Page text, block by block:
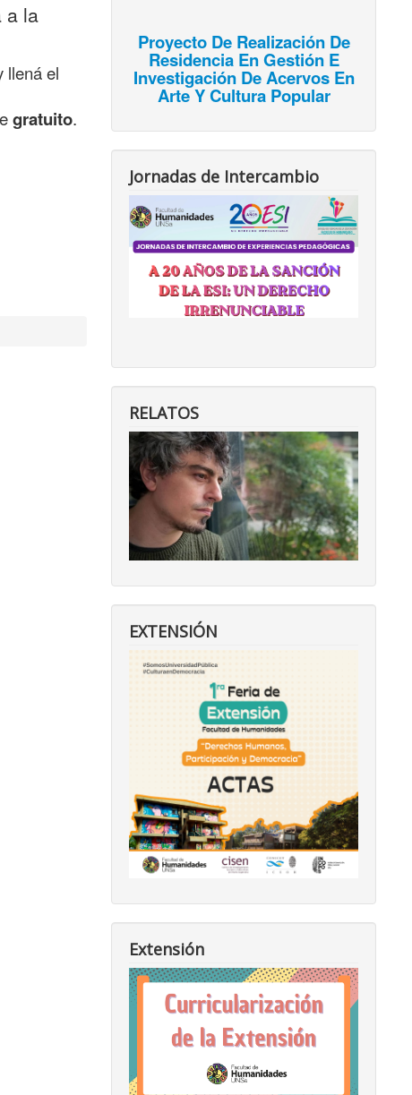
a la
llená el
gratuito.
Proyecto De Realización De
Residencia En Gestión E
Investigación De Acervos En
Arte Y Cultura Popular
Jornadas de Intercambio
RELATOS
EXTENSIÓN
Extensión